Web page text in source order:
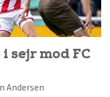
sejr mod FC
Andersen